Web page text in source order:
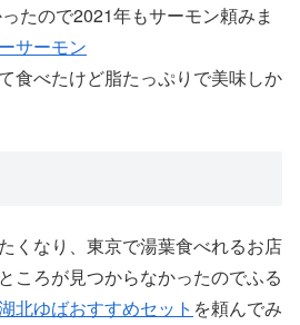
たので2021年もサーモン頼みま
サーモン
食べたけど脂たっぷりで美味しか
くなり、東京で湯葉食べれるお店
ころが見つからなかったのでふる
ゆばおすすめセット を頼んでみ